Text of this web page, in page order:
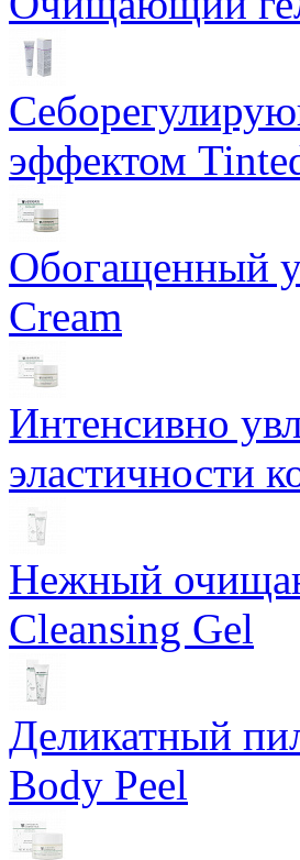
эффектом
Обогащенный
Cream
Интенсивно
эластичности
Нежный
Cleansing Gel
Деликатный
Body Peel